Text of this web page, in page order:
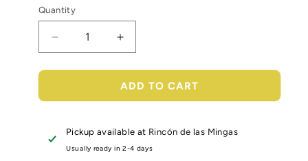
price
Quantity
Decrease
quantity
for
de
Mintopía
4
Increase
quantity
for
Cinta
de
Mintopía
4
ADD TO CART
Pickup available at Rincón de las Mingas
Usually ready in 2-4 days